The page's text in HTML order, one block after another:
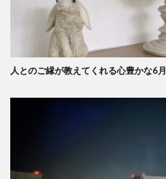
人とのご縁が教えてくれる心豊かな6月